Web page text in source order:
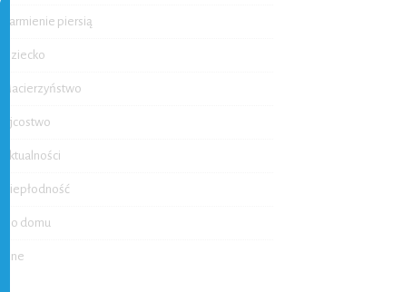
Karmienie piersią
Dziecko
Macierzyństwo
Ojcostwo
Aktualności
Niepłodność
Do domu
Inne